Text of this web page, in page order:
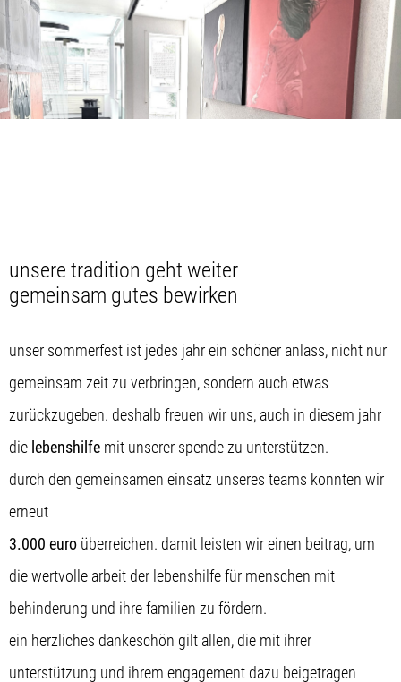
unsere tradition geht weiter
gemeinsam gutes bewirken
unser sommerfest ist jedes jahr ein schöner anlass, nicht nur
gemeinsam zeit zu verbringen, sondern auch etwas
zurückzugeben. deshalb freuen wir uns, auch in diesem jahr
die lebenshilfe mit unserer spende zu unterstützen.
durch den gemeinsamen einsatz unseres teams konnten wir
erneut
3.000 euro überreichen. damit leisten wir einen beitrag, um
die wertvolle arbeit der lebenshilfe für menschen mit
behinderung und ihre familien zu fördern.
ein herzliches dankeschön gilt allen, die mit ihrer
unterstützung und ihrem engagement dazu beigetragen